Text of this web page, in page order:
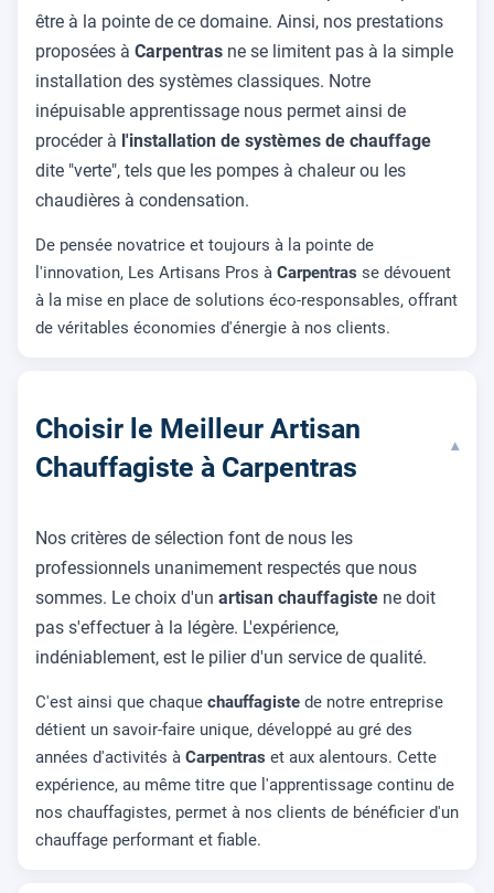
être à la pointe de ce domaine. Ainsi, nos prestations
proposées à Carpentras ne se limitent pas à la simple
installation des systèmes classiques. Notre
inépuisable apprentissage nous permet ainsi de
procéder à l'installation de systèmes de chauffage
dite "verte", tels que les pompes à chaleur ou les
chaudières à condensation.
De pensée novatrice et toujours à la pointe de
l'innovation, Les Artisans Pros à Carpentras se dévouent
à la mise en place de solutions éco-responsables, offrant
de véritables économies d'énergie à nos clients.
Choisir le Meilleur Artisan
Chauffagiste à Carpentras
▾
Nos critères de sélection font de nous les
professionnels unanimement respectés que nous
sommes. Le choix d'un artisan chauffagiste ne doit
pas s'effectuer à la légère. L'expérience,
indéniablement, est le pilier d'un service de qualité.
C'est ainsi que chaque chauffagiste de notre entreprise
détient un savoir-faire unique, développé au gré des
années d'activités à Carpentras et aux alentours. Cette
expérience, au même titre que l'apprentissage continu de
nos chauffagistes, permet à nos clients de bénéficier d'un
chauffage performant et fiable.